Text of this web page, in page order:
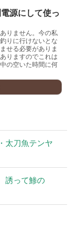
源にして使っ
りません。今の私
りに行けないとな
せる必要がありま
りますのでこれは
の空いた時間に何
太刀魚テンヤ
誘って鯵の